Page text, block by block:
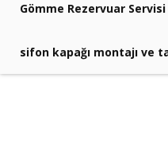
Gömme Rezervuar Servisi
sifon kapağı montajı ve